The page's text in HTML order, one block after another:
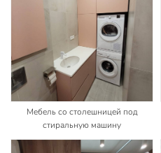
Мебель со столешницей под
стиральную машину